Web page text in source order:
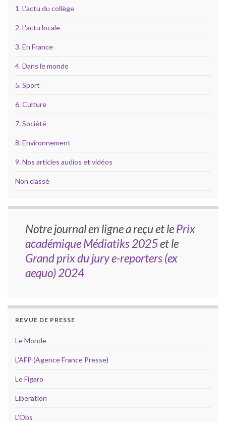
1. L'actu du collège
2. L'actu locale
3. En France
4. Dans le monde
5. Sport
6. Culture
7. Société
8. Environnement
9. Nos articles audios et vidéos
Non classé
Notre journal en ligne a reçu et lePrix
académique Médiatiks 2025et le
Grand prix du jury e-reporters (ex
aequo) 2024
REVUE DE PRESSE
Le Monde
L’AFP (Agence France Presse)
Le Figaro
Liberation
L’Obs